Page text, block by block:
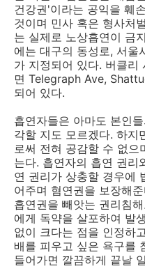
건강권'이라는 공익을 훼
것이며 민사 혹은 형사처
는 실제로 노상흡연이 금
에는 대구의 동성로, 서울
가 지정되어 있다. 버클리
면 Telegraph Ave,
되어 있다.
흡연자들은 아마도 본인
각할 지도 모르겠다. 하지
로써 전혀 공감할 수 없으
는다. 흡연자의 흡연 권리
연 권리가 상충할 경우에
어주며 혐연권을 보장해
흡연권을 빼앗는 권리침
에게 독약을 살포하여 발
없이 크다는 점을 인정하
배를 피우고 싶은 욕구를
들어가면 깔끔하게 끝날